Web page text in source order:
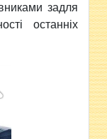
задля
останніх